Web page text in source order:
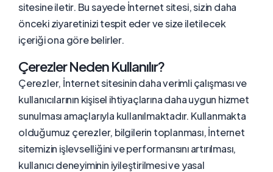
sitesine iletir. Bu sayede İnternet sitesi, sizin daha
önceki ziyaretinizi tespit eder ve size iletilecek
içeriği ona göre belirler.
Çerezler Neden Kullanılır?
Çerezler, İnternet sitesinin daha verimli çalışması ve
kullanıcılarının kişisel ihtiyaçlarına daha uygun hizmet
sunulması amaçlarıyla kullanılmaktadır. Kullanmakta
olduğumuz çerezler, bilgilerin toplanması, İnternet
sitemizin işlevselliğini ve performansını artırılması,
kullanıcı deneyiminin iyileştirilmesi ve yasal